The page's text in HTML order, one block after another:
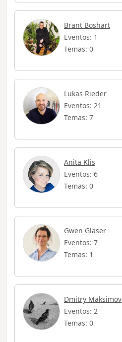
Brant Boshart
Eventos: 1
Temas: 0
Lukas Rieder
Eventos: 21
Temas: 7
Anita Klis
Eventos: 6
Temas: 0
Gwen Glaser
Eventos: 7
Temas: 1
Dmitry Maksimov
Eventos: 2
Temas: 0